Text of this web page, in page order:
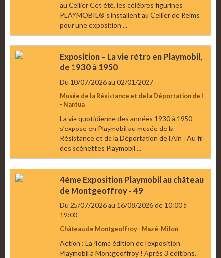
au Cellier Cet été, les célèbres figurines
PLAYMOBIL® s'installent au Cellier de Reims
pour une exposition ...
Exposition – La vie rétro en Playmobil,
de 1930 à 1950
Du 10/07/2026au 02/01/2027
Musée de la Résistance et de la Déportation de l
- Nantua
La vie quotidienne des années 1930 à 1950
s’expose en Playmobil au musée de la
Résistance et de la Déportation de l’Ain ! Au fil
des scénettes Playmobil ...
4ème Exposition Playmobil au château
de Montgeoffroy - 49
Du 25/07/2026au 16/08/2026de 10:00à
19:00
Château de Montgeoffroy - Mazé-Milon
Action : La 4ème édition de l'exposition
Playmobil à Montgeoffroy ! Après 3 éditions,